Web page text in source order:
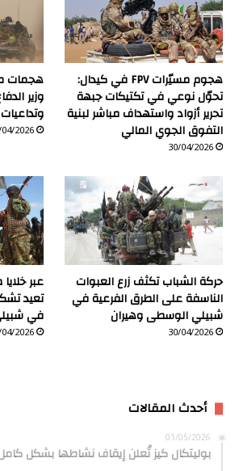
هجوم مسيّرات FPV في كيدال:
تحوّل نوعي في تكتيكات جبهة
تحرير أزواد واستهداف مباشر لبنية
التفوق الجوي المالي
30/04/2026
هجمات
وزير
2026
حركة الشباب تكثف زرع العبوات
الناسفة على الطرق الفرعية في
شبيلي الوسطى وهيران
30/04/2026
عبر
تعيد
في
2026
أحدث المقالات
01/05/2026
بوليتكال كيز تُعلن إيقاف نشاطها بشكل